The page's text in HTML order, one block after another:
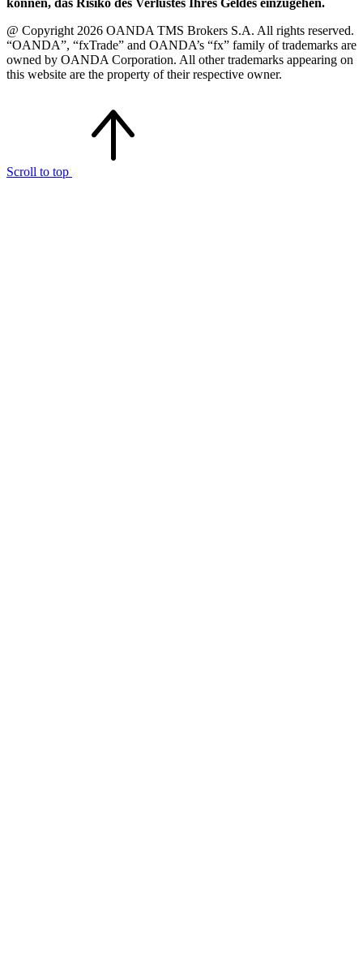
@ Copyright 2026 OANDA TMS Brokers S.A. All rights reserved.
“OANDA”, “fxTrade” and OANDA’s “fx” family of trademarks are
owned by OANDA Corporation. All other trademarks appearing on
this website are the property of their respective owner.
Scroll to top